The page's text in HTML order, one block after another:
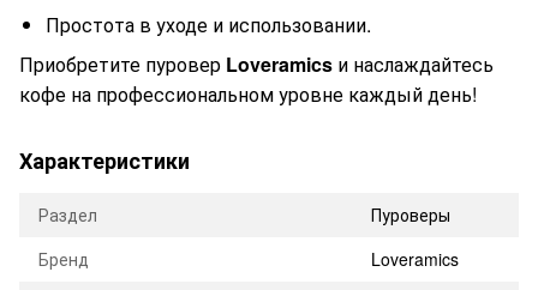
Простота в уходе и использовании.
Приобретите пуровер Loveramics и наслаждайтесь
кофе на профессиональном уровне каждый день!
Характеристики
Раздел
Пуроверы
Бренд
Loveramics